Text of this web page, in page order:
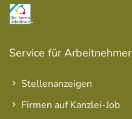
Service für Arbeitnehmer
Stellenanzeigen
Firmen auf Kanzlei-Job